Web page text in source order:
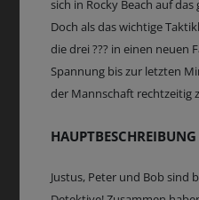
sich in Rocky Beach auf
Doch als das wichtige
die drei ??? in einen neuen
Spannung bis zur letzten
der Mannschaft rechtzeitig
HAUPTBESCHREIBUNG
Justus, Peter und Bob sind